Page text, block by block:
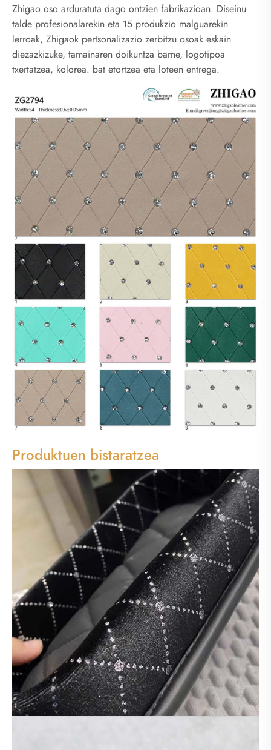
Zhigao oso arduratuta dago ontzien fabrikazioan. Diseinu
talde profesionalarekin eta 15 produkzio malguarekin
lerroak, Zhigaok pertsonalizazio zerbitzu osoak eskain
diezazkizuke, tamainaren doikuntza barne, logotipoa
txertatzea, kolorea. bat etortzea eta loteen entrega.
Produktuen bistaratzea